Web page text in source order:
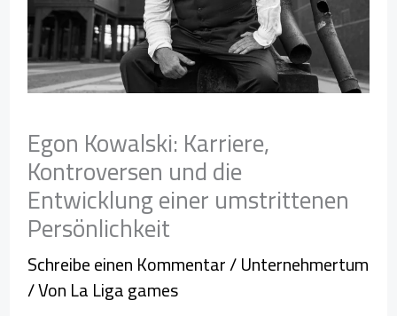
Egon Kowalski: Karriere,
Kontroversen und die
Entwicklung einer umstrittenen
Persönlichkeit
Schreibe einen Kommentar/Unternehmertum
/ VonLa Liga games